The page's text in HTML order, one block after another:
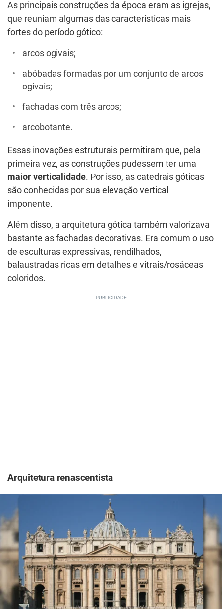
As principais construções da época eram as igrejas,
que reuniam algumas das características mais
fortes do período gótico:
arcos ogivais;
abóbadas formadas por um conjunto de arcos
ogivais;
fachadas com três arcos;
arcobotante.
Essas inovações estruturais permitiram que, pela
primeira vez, as construções pudessem ter uma
maior verticalidade. Por isso, as catedrais góticas
são conhecidas por sua elevação vertical
imponente.
Além disso, a arquitetura gótica também valorizava
bastante as fachadas decorativas. Era comum o uso
de esculturas expressivas, rendilhados,
balaustradas ricas em detalhes e vitrais/rosáceas
coloridos.
Arquitetura renascentista